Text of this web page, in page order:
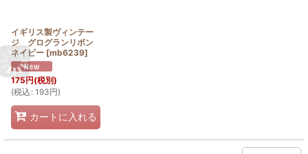
イギリス製ヴィンテー
ジ グログランリボン
ネイビー [mb6239]
175円(税別)
(税込 : 193円)
カートに入れる